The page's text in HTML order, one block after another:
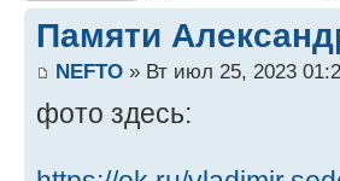
Памяти
NEFTO » Вт июл 25, 2023
фото здесь: